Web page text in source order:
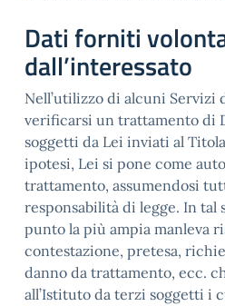
Dati forniti
dall’interessato
Nell’utilizzo di alcuni Servizi
verificarsi un trattamento di
soggetti da Lei inviati al
ipotesi, Lei si pone come
trattamento, assumendosi
responsabilità di legge. In tal
punto la più ampia manleva
contestazione, pretesa,
danno da trattamento, ecc.
all’Istituto da terzi soggetti i